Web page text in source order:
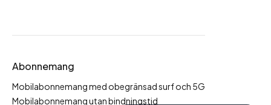
Abonnemang
Mobilabonnemang med obegränsad surf och 5G
Mobilabonnemang utan bindningstid